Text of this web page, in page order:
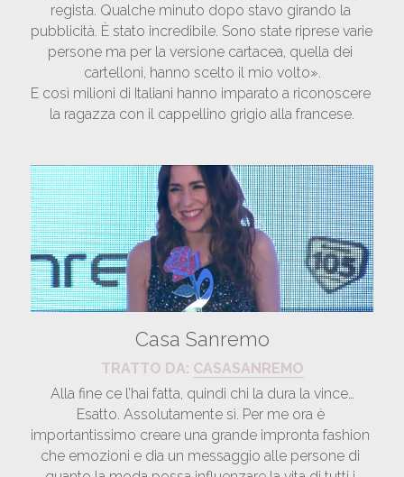
regista. Qualche minuto dopo stavo girando la
pubblicità. È stato incredibile. Sono state riprese varie
persone ma per la versione cartacea, quella dei
cartelloni, hanno scelto il mio volto».
E così milioni di Italiani hanno imparato a riconoscere
la ragazza con il cappellino grigio alla francese.
Casa Sanremo
​TRATTO DA: CASASANREMO
Alla fine ce l’hai fatta, quindi chi la dura la vince…
Esatto. Assolutamente sì. Per me ora è
importantissimo creare una grande impronta fashion
che emozioni e dia un messaggio alle persone di